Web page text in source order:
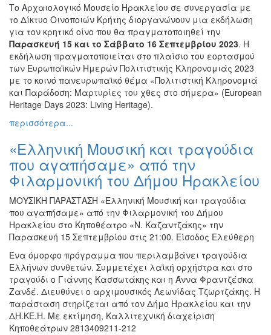
Το Αρχαιολογικό Μουσείο Ηρακλείου σε συνεργασία με
το Δίκτυο Οινοποιών Κρήτης διοργανώνουν μια εκδήλωση
για τον κρητικό οίνο που θα πραγματοποιηθεί την
Παρασκευή 15 και το Σάββατο 16 Σεπτεμβρίου 2023. Η
εκδήλωση πραγματοποιείται στο πλαίσιο του εορτασμού
των Ευρωπαϊκών Ημερών Πολιτιστικής Κληρονομιάς 2023
με το κοινό πανευρωπαϊκό θέμα «Πολιτιστική Κληρονομιά
και Παράδοση: Μαρτυρίες του χθες στο σήμερα» (European
Heritage Days 2023: Living Heritage).
περισσότερα...
«Ελληνική Μουσική και τραγούδια
που αγαπήσαμε» από την
Φιλαρμονική του Δήμου Ηρακλείου
ΜΟΥΣΙΚΗ ΠΑΡΑΣΤΑΣΗ «Ελληνική Μουσική και τραγούδια
που αγαπήσαμε» από την Φιλαρμονική του Δήμου
Ηρακλείου στο Κηποθέατρο «Ν. Καζαντζάκης» την
Παρασκευή 15 Σεπτεμβρίου στις 21:00. Είσοδος Ελεύθερη
Ένα όμορφο πρόγραμμα που περιλαμβάνει τραγούδια
Ελλήνων συνθετών. Συμμετέχει λαϊκή ορχήστρα και στο
τραγούδι ο Γιάννης Κασσωτάκης και η Άννα Φραντζέσκα
Ζανδέ. Διευθύνει ο αρχιμουσικός Λεωνίδας Τζωρτζάκης. Η
παράσταση στηρίζεται από τον Δήμο Ηρακλείου και την
ΔΗ.ΚΕ.Η. Με εκτίμηση, Καλλιτεχνική διαχείριση
Κηποθεάτρων 2813409211-212